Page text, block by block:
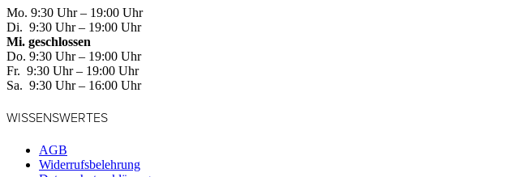
Mo. 9:30 Uhr – 19:00 Uhr
Di. 9:30 Uhr – 19:00 Uhr
Mi. geschlossen
Do. 9:30 Uhr – 19:00 Uhr
Fr. 9:30 Uhr – 19:00 Uhr
Sa. 9:30 Uhr – 16:00 Uhr
WISSENSWERTES
AGB
Widerrufsbelehrung